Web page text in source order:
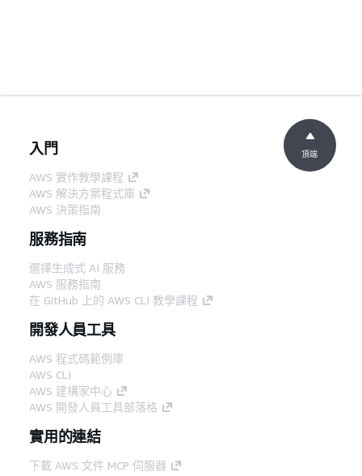
入門
AWS 實作教學課程
AWS 解決方案程式庫
AWS 決策指南
服務指南
選擇生成式 AI 服務
AWS 服務指南
在 GitHub 上的 AWS CLI 教學課程
開發人員工具
AWS 程式碼範例庫
AWS CLI
AWS 建構家中心
AWS 開發人員工具部落格
實用的連結
下載 AWS 文件 MCP 伺服器
頂端